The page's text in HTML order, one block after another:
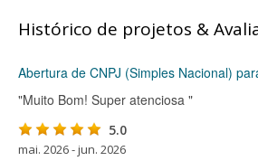
Histórico de projetos &
Abertura de CNPJ (Simples Nacional)
"Muito Bom! Super atenciosa "
5.0
mai. 2026 - jun. 2026